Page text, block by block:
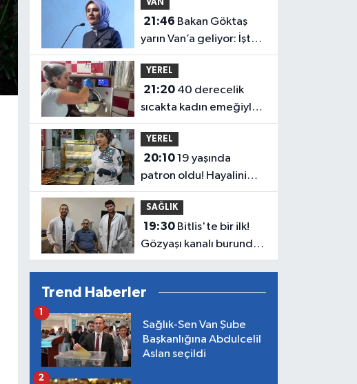
hayatını kurtardı
VAN
21:46
yarın Van’a geliyor: İşte
ziyaret programı
YEREL
21:2040 derecelik
sıcakta kadın emeğiyle
üretilen dondurmaya
yoğun ilgi
YEREL
20:1019 yaşında
patron oldu! Hayalini
kurduğu işletmeyle 5
kişiye iş kapısı açtı
SAĞLIK
19:30Bitlis'te bir ilk!
Gözyaşı kanalı burundan
girilerek açıldı
Trend Haberler
Sağlık-Sen Van Şube
Başkanlığına Abdulcelil
Aslan seçildi
1
2